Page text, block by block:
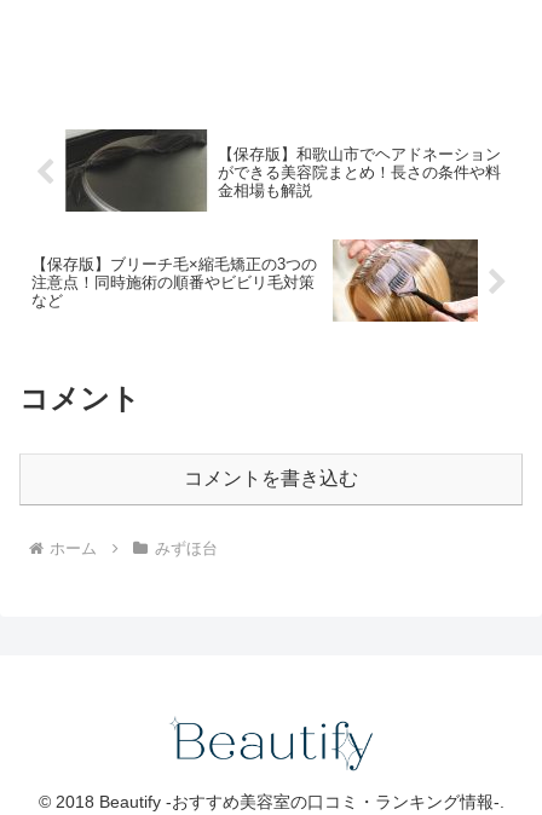
【保存版】和歌山市でヘアドネーション
ができる美容院まとめ！長さの条件や料
金相場も解説
【保存版】ブリーチ毛×縮毛矯正の3つの
注意点！同時施術の順番やビビリ毛対策
など
コメント
コメントを書き込む
ホーム みずほ台
© 2018 Beautify -おすすめ美容室の口コミ・ランキング情報-.